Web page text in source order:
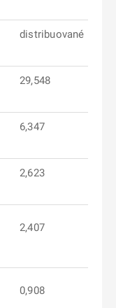
distribuované
29,548
6,347
2,623
2,407
0,908